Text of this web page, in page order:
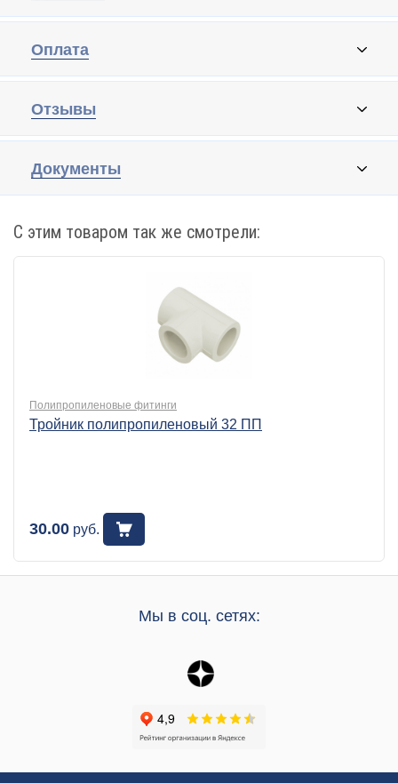
Оплата
Отзывы
Документы
С этим товаром так же смотрели:
Полипропиленовые фитинги
Тройник полипропиленовый 32 ПП
30.00 руб.
Мы в соц. сетях: